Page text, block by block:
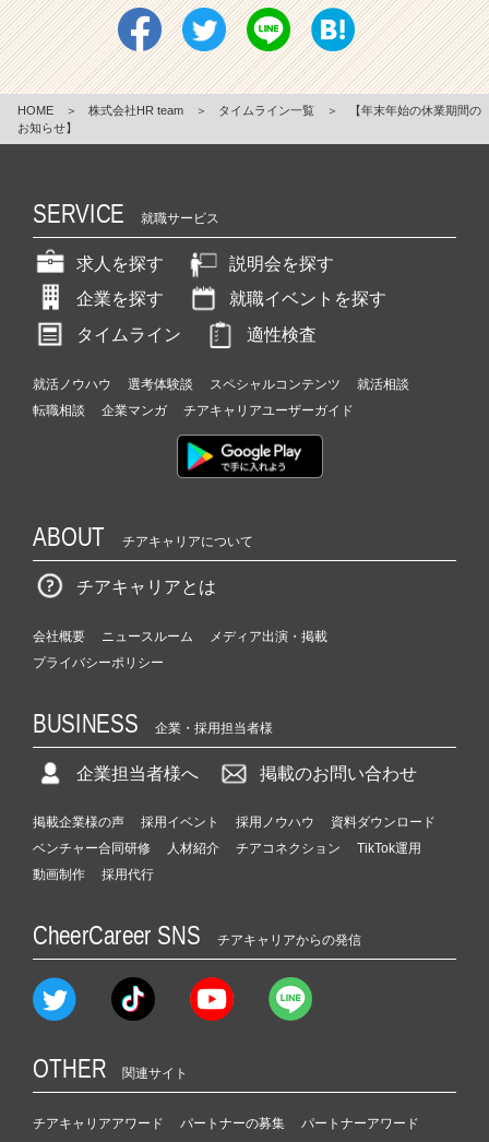
HOME ＞ 株式会社HR team ＞ タイムライン一覧 ＞
【年末年始の休業期間の
お知らせ】
SERVICE 就職サービス
求人を探す
説明会を探す
企業を探す
就職イベントを探す
タイムライン
適性検査
就活ノウハウ 選考体験談 スペシャルコンテンツ
就活相談
転職相談
企業マンガ チアキャリアユーザーガイド
ABOUT チアキャリアについて
チアキャリアとは
会社概要 ニュースルーム
メディア出演・掲載
プライバシーポリシー
BUSINESS 企業・採用担当者様
企業担当者様へ 掲載のお問い合わせ
掲載企業様の声 採用イベント 採用ノウハウ
資料ダウンロード
ベンチャー合同研修
人材紹介 チアコネクション
TikTok運用
動画制作
採用代行
CheerCareer SNS チアキャリアからの発信
OTHER 関連サイト
チアキャリアアワード パートナーの募集 パートナーアワード